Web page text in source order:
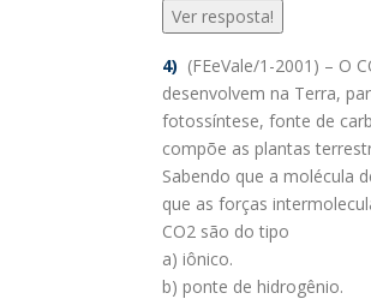
Ver resposta!
4) (FEeVale/1-2001) – O
desenvolvem na Terra,
fotossíntese, fonte de
compõe as plantas
Sabendo que a molécula
que as forças
CO2 são do tipo
a) iônico.
b) ponte de hidrogênio.